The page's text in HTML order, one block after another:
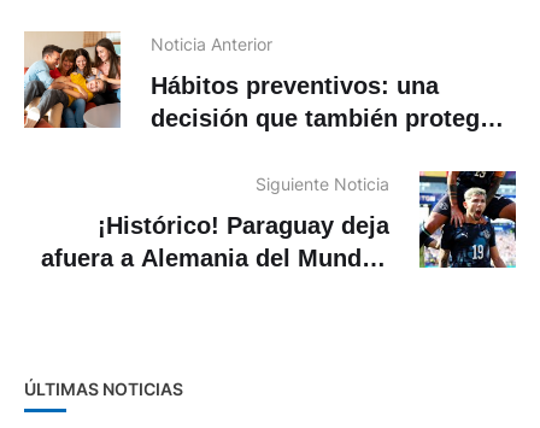
Noticia Anterior
Hábitos preventivos: una
decisión que también protege
Siguiente Noticia
¡Histórico! Paraguay deja
afuera a Alemania del Mundial
ÚLTIMAS NOTICIAS